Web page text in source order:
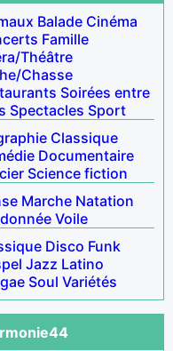
Balade Cinéma
Famille
Théâtre
Chasse
Soirées entre
Spectacles Sport
Classique
Documentaire
Science fiction
Marche Natation
Voile
Disco Funk
Jazz Latino
Soul Variétés